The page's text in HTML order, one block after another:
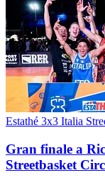
Estathé 3x3 Italia
Gran finale a
Streetbasket